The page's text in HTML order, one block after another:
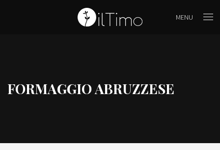
MENU
FORMAGGIO ABRUZZESE